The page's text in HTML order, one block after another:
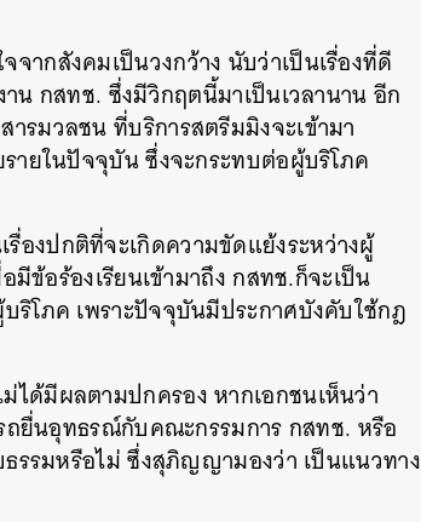
ากสังคมเป็นวงกว้าง นับว่าเป็นเรื่องที่ดี
น กสทช. ซึ่งมีวิกฤตนี้มาเป็นเวลานาน อีก
รมวลชน ที่บริการสตรีมมิงจะเข้ามา
ยในปัจจุบัน ซึ่งจะกระทบต่อผู้บริโภค
องปกติที่จะเกิดความขัดแย้งระหว่างผู้
อร้องเรียนเข้ามาถึง กสทช.ก็จะเป็น
โภค เพราะปัจจุบันมีประกาศบังคับใช้กฎ
ได้มีผลตามปกครอง หากเอกชนเห็นว่า
ถยื่นอุทธรณ์กับคณะกรรมการ กสทช. หรือ
รรมหรือไม่ ซึ่งสุภิญญามองว่า เป็นแนวทาง